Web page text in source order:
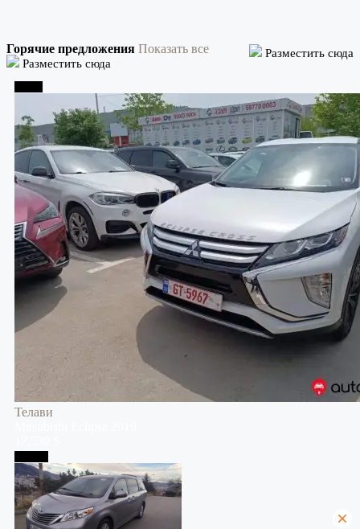
Горячие предложения Показать все
Разместить сюда
Разместить сюда
Телави